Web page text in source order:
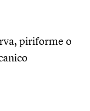
piriforme o